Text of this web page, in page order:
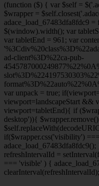
(function ($) { var $self =
$wrapper =
adace_load_67483dfa8fdc9
$(window).width(); var
var tabletEnd = 961; var
ad-client%3D%22ca-pub-
var unpack = true; if(viewport
viewport=landscapeStart &&
viewport=tabletEnd){ if
desktop')){
if($wrapper.css('visibility')
refreshIntervalId =
=== 'visible' ) {